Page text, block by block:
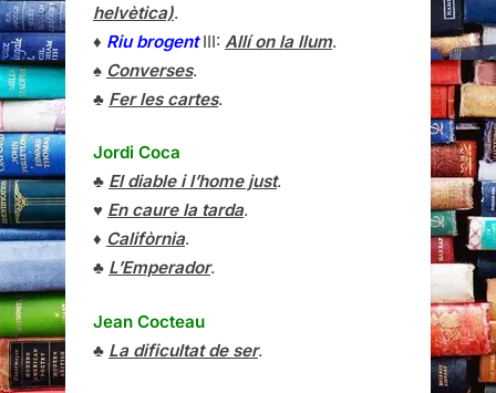
helvètica).
♦ Riu brogentIII: Allí on la llum.
♠ Converses.
♣ Fer les cartes.
Jordi Coca
♣ El diable i l’home just.
♥ En caure la tarda.
♦ Califòrnia.
♣ L’Emperador.
Jean Cocteau
♣ La dificultat de ser.